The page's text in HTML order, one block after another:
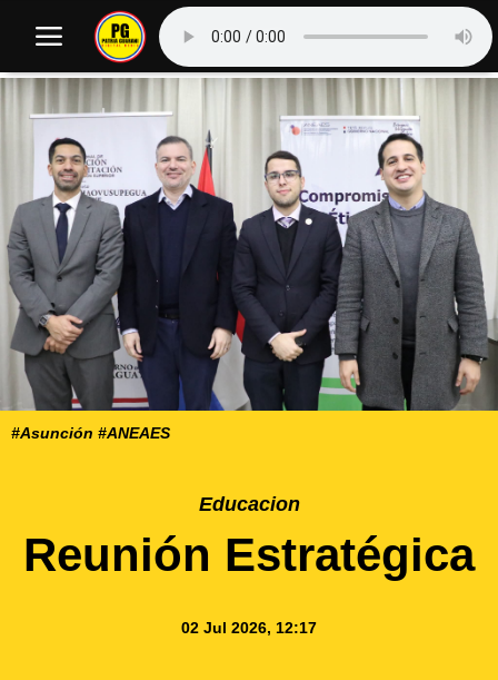
#Asunción #ANEAES
Educacion
Reunión Estratégica
02 Jul 2026, 12:17